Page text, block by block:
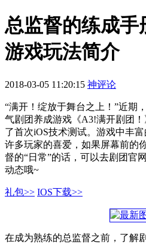
总监督的练成手
游戏玩法简介
2018-03-05 11:20:15 神评论
“满开！绽放于舞台之上！”近期
气剧团养成游戏《A3!满开剧团
了首次iOS技术测试。游戏中丰
许多玩家的喜爱，如果屏幕前的
督的“日常”的话，可以去剧团官
动态哦~
礼包>> IOS下载>>
在成为熟练的总监督之前，了解